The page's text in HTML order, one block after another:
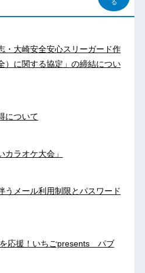
る
・大崎安全安心スリーガード作
）に関する協定」の締結につい
について
ラオケ大会」
うメール利用制限とパスワード
応援！いちごpresents パブ